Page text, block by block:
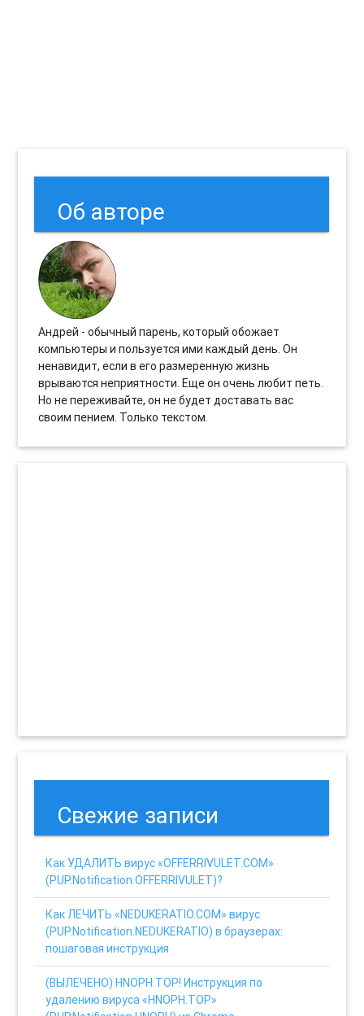
Об авторе
Андрей - обычный парень, который обожает
компьютеры и пользуется ими каждый день. Он
ненавидит, если в его размеренную жизнь
врываются неприятности. Еще он очень любит петь.
Но не переживайте, он не будет доставать вас
своим пением. Только текстом.
Свежие записи
Как УДАЛИТЬ вирус «OFFERRIVULET.COM»
(PUP.Notification.OFFERRIVULET)?
Как ЛЕЧИТЬ «NEDUKERATIO.COM» вирус
(PUP.Notification.NEDUKERATIO) в браузерах:
пошаговая инструкция
(ВЫЛЕЧЕНО) HNOPH.TOP! Инструкция по
удалению вируса «HNOPH.TOP»